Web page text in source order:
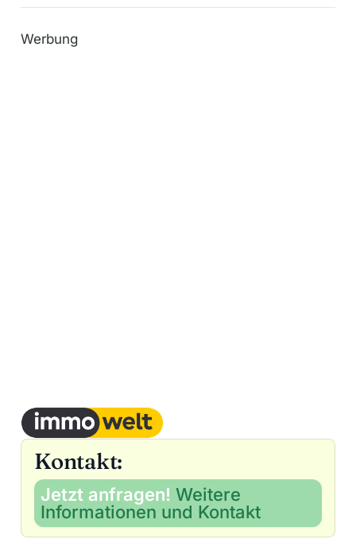
Werbung
Kontakt:
Jetzt anfragen! Weitere
Informationen und Kontakt